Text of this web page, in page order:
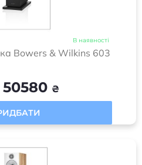
В наявності
Bowers & Wilkins 603
50580 ₴